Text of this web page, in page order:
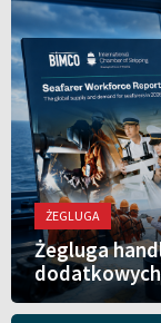
ŻEGLUGA
Żegluga